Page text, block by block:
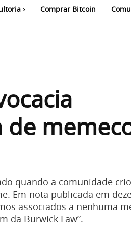
Comprar Bitcoin
de
quando a comunidade
Em nota publicada em
associados a nenhuma
da Burwick Law”.